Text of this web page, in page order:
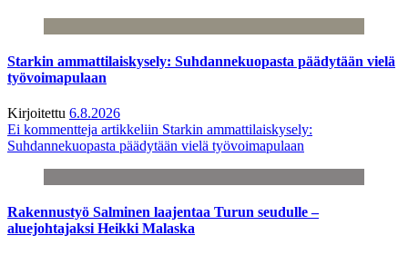
Starkin ammattilaiskysely: Suhdannekuopasta päädytään vielä
työvoimapulaan
Kirjoitettu 6.8.2026
Ei kommentteja artikkeliin Starkin ammattilaiskysely:
Suhdannekuopasta päädytään vielä työvoimapulaan
Rakennustyö Salminen laajentaa Turun seudulle –
aluejohtajaksi Heikki Malaska